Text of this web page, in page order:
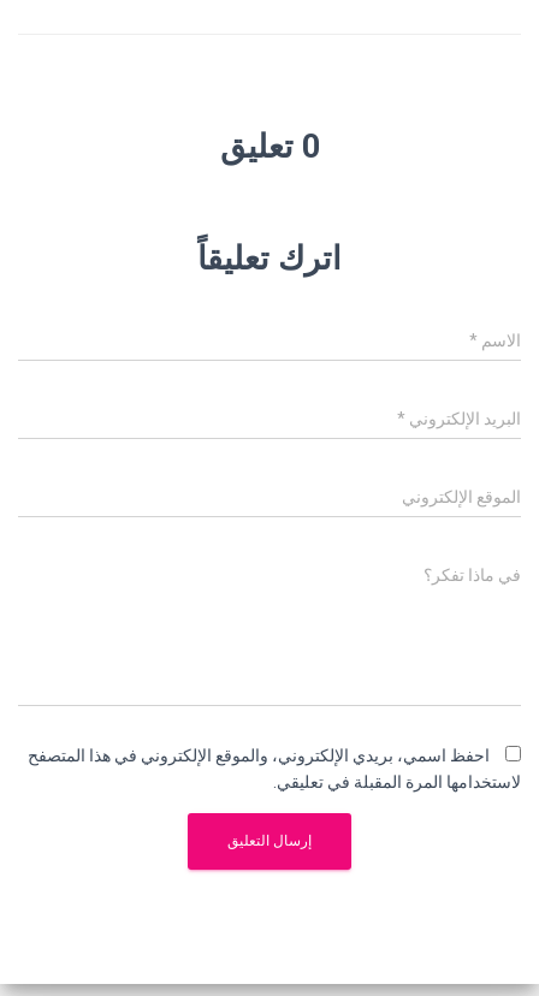
0 تعليق
اترك تعليقاً
الاسم *
البريد الإلكتروني *
الموقع الإلكتروني
في ماذا تفكر؟
احفظ اسمي، بريدي الإلكتروني، والموقع الإلكتروني في هذا المتصفح
لاستخدامها المرة المقبلة في تعليقي.